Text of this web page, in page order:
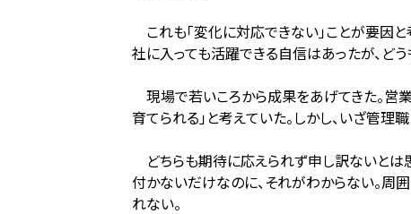
これも「変化に対応できない」ことが要因
社に入っても活躍できる自信はあったが、どう
現場で若いころから成果をあげてきた。営
育てられる」と考えていた。しかし、いざ管
どちらも期待に応えられず申し訳ないとは
付かないだけなのに、それがわからない。周
れない。